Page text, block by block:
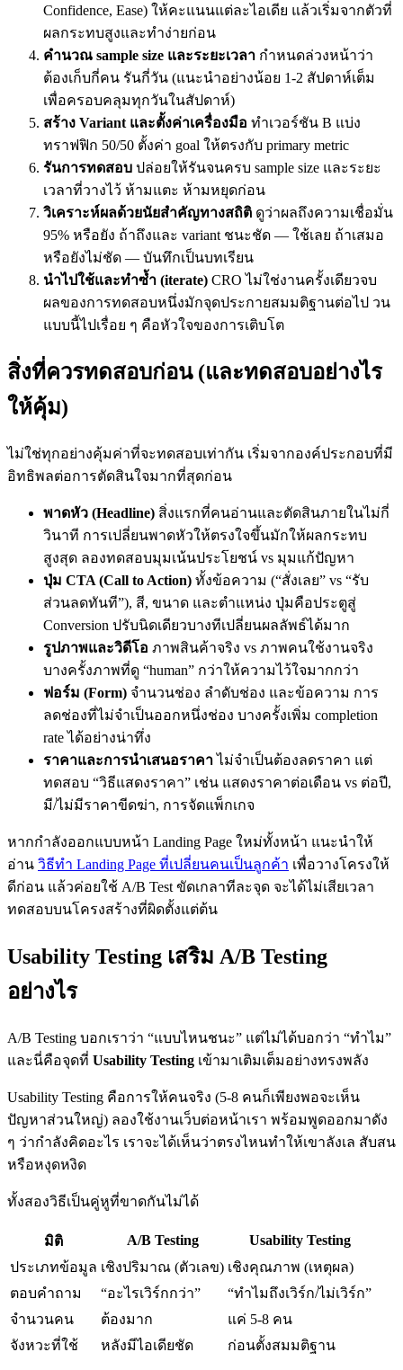
Confidence, Ease) ให้คะแนนแต่ละไอเดีย แล้วเริ่มจากตัวที่
ผลกระทบสูงและทำง่ายก่อน
คำนวณ sample size และระยะเวลา กำหนดล่วงหน้าว่า
ต้องเก็บกี่คน รันกี่วัน (แนะนำอย่างน้อย 1-2 สัปดาห์เต็ม
เพื่อครอบคลุมทุกวันในสัปดาห์)
สร้าง Variant และตั้งค่าเครื่องมือ ทำเวอร์ชัน B แบ่ง
ทราฟฟิก 50/50 ตั้งค่า goal ให้ตรงกับ primary metric
รันการทดสอบ ปล่อยให้รันจนครบ sample size และระยะ
เวลาที่วางไว้ ห้ามแตะ ห้ามหยุดก่อน
วิเคราะห์ผลด้วยนัยสำคัญทางสถิติ ดูว่าผลถึงความเชื่อมั่น
95% หรือยัง ถ้าถึงและ variant ชนะชัด — ใช้เลย ถ้าเสมอ
หรือยังไม่ชัด — บันทึกเป็นบทเรียน
นำไปใช้และทำซ้ำ (iterate) CRO ไม่ใช่งานครั้งเดียวจบ
ผลของการทดสอบหนึ่งมักจุดประกายสมมติฐานต่อไป วน
แบบนี้ไปเรื่อย ๆ คือหัวใจของการเติบโต
สิ่งที่ควรทดสอบก่อน (และทดสอบอย่างไร
ให้คุ้ม)
ไม่ใช่ทุกอย่างคุ้มค่าที่จะทดสอบเท่ากัน เริ่มจากองค์ประกอบที่มี
อิทธิพลต่อการตัดสินใจมากที่สุดก่อน
พาดหัว (Headline) สิ่งแรกที่คนอ่านและตัดสินภายในไม่กี่
วินาที การเปลี่ยนพาดหัวให้ตรงใจขึ้นมักให้ผลกระทบ
สูงสุด ลองทดสอบมุมเน้นประโยชน์ vs มุมแก้ปัญหา
ปุ่ม CTA (Call to Action) ทั้งข้อความ (“สั่งเลย” vs “รับ
ส่วนลดทันที”), สี, ขนาด และตำแหน่ง ปุ่มคือประตูสู่
Conversion ปรับนิดเดียวบางทีเปลี่ยนผลลัพธ์ได้มาก
รูปภาพและวิดีโอ ภาพสินค้าจริง vs ภาพคนใช้งานจริง
บางครั้งภาพที่ดู “human” กว่าให้ความไว้ใจมากกว่า
ฟอร์ม (Form) จำนวนช่อง ลำดับช่อง และข้อความ การ
ลดช่องที่ไม่จำเป็นออกหนึ่งช่อง บางครั้งเพิ่ม completion
rate ได้อย่างน่าทึ่ง
ราคาและการนำเสนอราคาไม่จำเป็นต้องลดราคา แต่
ทดสอบ “วิธีแสดงราคา” เช่น แสดงราคาต่อเดือน vs ต่อปี,
มี/ไม่มีราคาขีดฆ่า, การจัดแพ็กเกจ
หากกำลังออกแบบหน้า Landing Page ใหม่ทั้งหน้า แนะนำให้
อ่าน วิธีทำ Landing Page ที่เปลี่ยนคนเป็นลูกค้า เพื่อวางโครงให้
ดีก่อน แล้วค่อยใช้ A/B Test ขัดเกลาทีละจุด จะได้ไม่เสียเวลา
ทดสอบบนโครงสร้างที่ผิดตั้งแต่ต้น
Usability Testing เสริม A/B Testing
อย่างไร
A/B Testing บอกเราว่า “แบบไหนชนะ” แต่ไม่ได้บอกว่า “ทำไม”
และนี่คือจุดที่ Usability Testing เข้ามาเติมเต็มอย่างทรงพลัง
Usability Testing คือการให้คนจริง (5-8 คนก็เพียงพอจะเห็น
ปัญหาส่วนใหญ่) ลองใช้งานเว็บต่อหน้าเรา พร้อมพูดออกมาดัง
ๆ ว่ากำลังคิดอะไร เราจะได้เห็นว่าตรงไหนทำให้เขาลังเล สับสน
หรือหงุดหงิด
ทั้งสองวิธีเป็นคู่หูที่ขาดกันไม่ได้
มิติ A/B Testing
Usability Testing
ประเภทข้อมูล เชิงปริมาณ (ตัวเลข) เชิงคุณภาพ (เหตุผล)
ตอบคำถาม
“อะไรเวิร์กกว่า”
“ทำไมถึงเวิร์ก/ไม่เวิร์ก”
จำนวนคน
ต้องมาก
แค่ 5-8 คน
จังหวะที่ใช้
หลังมีไอเดียชัด ก่อนตั้งสมมติฐาน